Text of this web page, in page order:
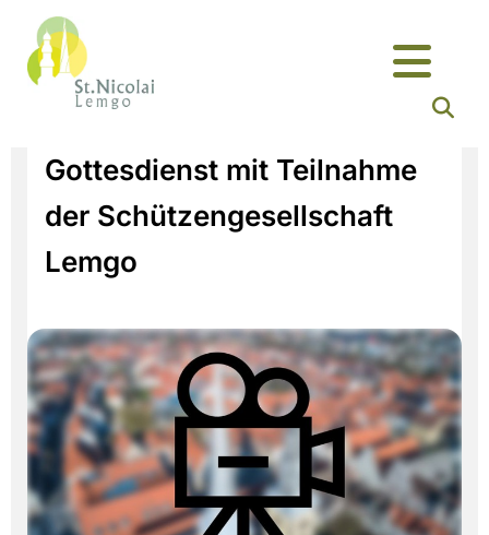
Gottesdienst mit Teilnahme
der Schützengesellschaft
Lemgo